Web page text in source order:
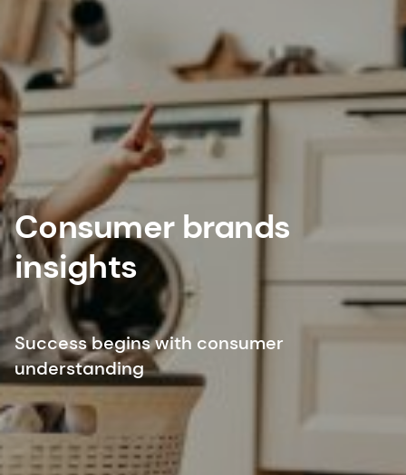
Consumer brands
insights
Success begins with consumer
understanding